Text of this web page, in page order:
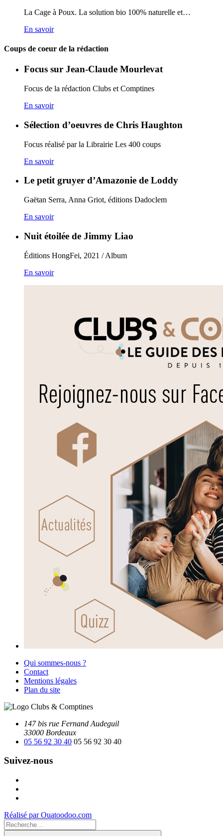
La Cage à Poux. La solution bio 100% naturelle et…
En savoir
Coups de coeur de la rédaction
Focus sur Jean-Claude Mourlevat
Focus de la rédaction Clubs et Comptines
En savoir
Sélection d’oeuvres de Chris Haughton
Focus réalisé par la Librairie Les 400 coups
En savoir
Le petit gruyer d’Amazonie de Loddy
Gaëtan Serra, Anna Griot, éditions Dadoclem
En savoir
Nuit étoilée de Jimmy Liao
Éditions HongFei, 2021 / Album
En savoir
Qui sommes-nous ?
Contact
Mentions légales
Plan du site
147 bis rue Fernand Audeguil
33000 Bordeaux
05 56 92 30 40 05 56 92 30 40
Suivez-nous
Réalisé par Ouatoodoo.com
Recherche
pour